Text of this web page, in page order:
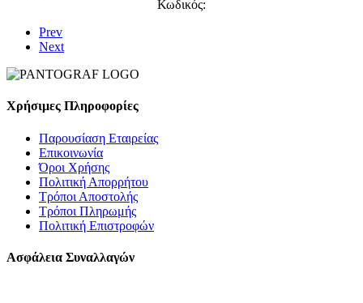
Κωδικός:
Prev
Next
Χρήσιμες Πληροφορίες
Παρουσίαση Εταιρείας
Επικοινωνία
Όροι Χρήσης
Πολιτική Απορρήτου
Τρόποι Αποστολής
Τρόποι Πληρωμής
Πολιτική Επιστροφών
Ασφάλεια Συναλλαγών